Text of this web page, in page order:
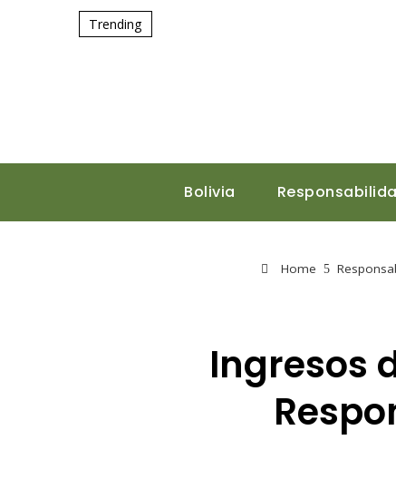
Trending
Bolivia
Home
Ingresos